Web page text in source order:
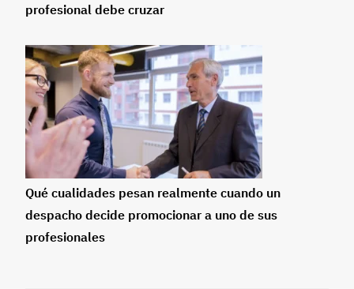
profesional debe cruzar
Qué cualidades pesan realmente cuando un
despacho decide promocionar a uno de sus
profesionales